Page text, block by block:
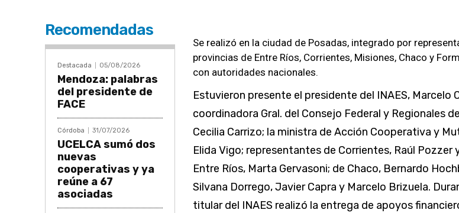
Recomendadas
Destacada 05/08/2026
Mendoza: palabras
del presidente de
FACE
Córdoba 31/07/2026
UCELCA sumó dos
nuevas
cooperativas y ya
reúne a 67
asociadas
Se realizó en la ciudad de Posadas, integrado por
provincias de Entre Ríos, Corrientes, Misiones, Chaco y
con autoridades nacionales.
Estuvieron presente el presidente del INAES, Marcelo
coordinadora Gral. del Consejo Federal y Regionales
Cecilia Carrizo; la ministra de Acción Cooperativa y
Elida Vigo; representantes de Corrientes, Raúl Pozzer
Entre Ríos, Marta Gervasoni; de Chaco, Bernardo
Silvana Dorrego, Javier Capra y Marcelo Brizuela.
titular del INAES realizó la entrega de apoyos